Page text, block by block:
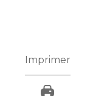
Imprimer